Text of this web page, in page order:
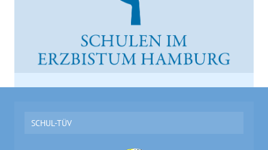
SCHUL-TÜV